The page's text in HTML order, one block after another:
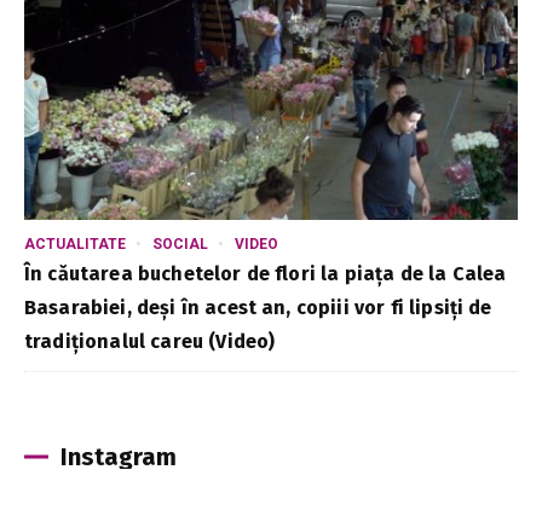
ACTUALITATE SOCIAL VIDEO
În căutarea buchetelor de flori la piața de la Calea
Basarabiei, deși în acest an, copiii vor fi lipsiți de
tradiționalul careu (Video)
Instagram